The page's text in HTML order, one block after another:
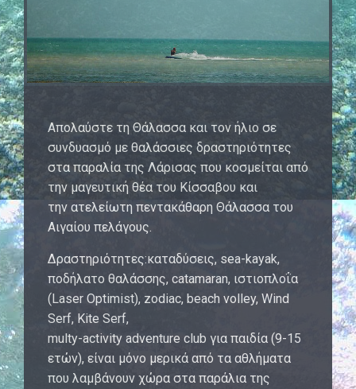
Απολαύστε τη Θάλασσα και τον ήλιο σε
συνδυασμό με θαλάσσιες δραστηριότητες
στα παραλία της Λάρισας που κοσμείται από
την μαγευτική θέα του Κίσσαβου και
την ατελείωτη πεντακάθαρη Θάλασσα του
Αιγαίου πελάγους.
Δραστηριότητες:καταδύσεις, sea-kayak,
ποδήλατο θαλάσσης, catamaran, ιστιοπλοΐα
(Laser Optimist), zodiac, beach volley, Wind
Serf, Kite Serf,
multy-activity adventure club για παιδία (9-15
ετών), είναι μόνο μερικά από τα αθλήματα
που λαμβάνουν χώρα στα παράλια της